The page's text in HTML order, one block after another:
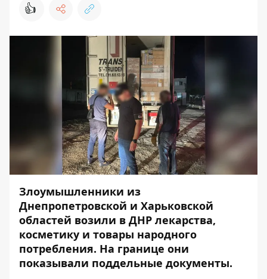
👍
Злоумышленники из
Днепропетровской и Харьковской
областей возили в ДНР лекарства,
косметику и товары народного
потребления. На границе они
показывали поддельные документы.